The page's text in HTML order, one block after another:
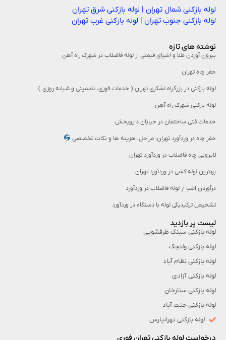
لوله بازکنی شمال تهران | لوله بازکنی شرق تهران
لوله بازکنی جنوب تهران | لوله بازکنی غرب تهران
نوشته های تازه
بیرون آوردن طلا و اشیای قیمتی از لوله فاضلاب در شهرک راه‌ آهن
حفر چاه تهران
لوله بازکنی در بزرگراه لشگری تهران ( خدمات فوری، تضمینی و شبانه روزی )
لوله بازکنی شهرک راه آهن
خدمات فنی ساختمان در خیابان داروپخش
حفر چاه در وردآورد تهران: مراحل، هزینه‌ ها و نکات تخصصی
لایروبی چاه فاضلاب در وردآورد تهران
بهترین لوله کشی در وردآورد تهران
درآوردن اشیا از لوله فاضلاب در وردآورد
تشخیص ترکیدیگی لوله با دستگاه در وردآورد
لیست پر بازدید
لوله بازکنی سینک ظرفشویی
لوله بازکنی ولنجک
لوله بازکنی نظام آباد
لوله بازکنی آزادی
لوله بازکنی ستارخان
لوله بازکنی جنت آباد
لوله بازکنی تهرانپارس